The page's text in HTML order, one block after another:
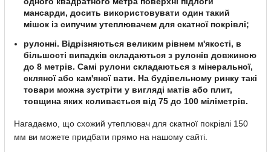
мансарди, досить використовувати один такий
мішок із сипучим утеплювачем для скатної покрівлі;
рулонні. Відрізняються великим рівнем м'якості, в
більшості випадків складаються з рулонів довжиною
до 8 метрів. Самі рулони складаються з мінеральної,
скляної або кам'яної вати. На будівельному ринку такі
товари можна зустріти у вигляді матів або плит,
товщина яких коливається від 75 до 100 міліметрів.
Нагадаємо, що схожий утеплювач для скатної покрівлі 150
мм ви можете придбати прямо на нашому сайті.